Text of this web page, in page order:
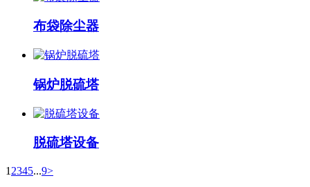
布袋除尘器
锅炉脱硫塔
脱硫塔设备
1 2345...9>